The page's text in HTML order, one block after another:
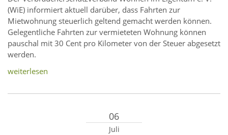
(WiE) informiert aktuell darüber, dass Fahrten zur
Mietwohnung steuerlich geltend gemacht werden können.
Gelegentliche Fahrten zur vermieteten Wohnung können
pauschal mit 30 Cent pro Kilometer von der Steuer abgesetzt
werden.
weiterlesen
06
Juli